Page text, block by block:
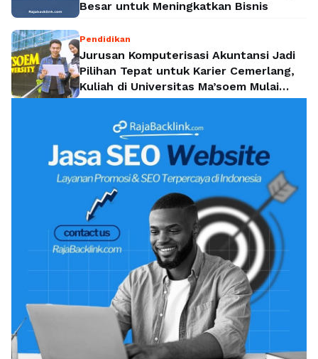
Besar untuk Meningkatkan Bisnis
Pendidikan
Jurusan Komputerisasi Akuntansi Jadi
Pilihan Tepat untuk Karier Cemerlang,
Kuliah di Universitas Ma’soem Mulai
Rp4,5 Juta per Semester